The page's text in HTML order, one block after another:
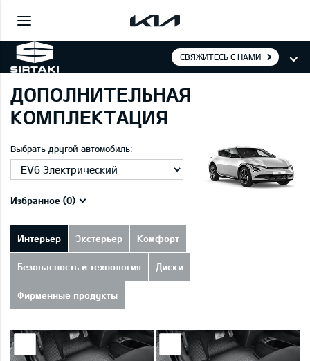
СВЯЖИТЕСЬ С НАМИ
ДОПОЛНИТЕЛЬНАЯ
КОМПЛЕКТАЦИЯ
Выбрать другой автомобиль:
Избранное (0)
Интерьер Экстерьер Комфорт
Безопасность и технология Диски
Фирменные продукты